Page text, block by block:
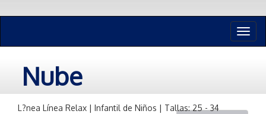
n
Nube
L?nea Línea Relax | Infantil de Niños | Tallas: 25 - 34